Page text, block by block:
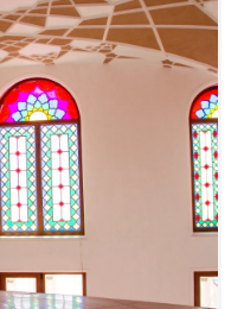
پنجره آلومینیوم
تعمیر پنجره
تعویض پنجره